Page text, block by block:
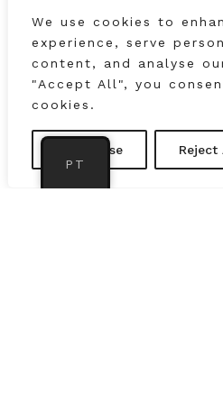
We use cookies to
experience, serve
content, and analyse
"Accept All", you
cookies.
Customise Reject
Seguimos todos os
o molde, até à
amostras.
LER MAIS
PT